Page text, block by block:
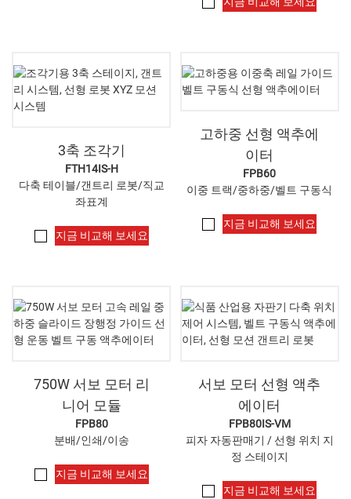
3축 조각기
FTH14IS-H
다축 테이블/갠트리 로봇/직교
좌표계
지금 비교해 보세요
고하중 선형 액추에
이터
FPB60
이중 트랙/중하중/벨트 구동식
지금 비교해 보세요
750W 서보 모터 리
니어 모듈
FPB80
분배/인쇄/이송
지금 비교해 보세요
서보 모터 선형 액추
에이터
FPB80IS-VM
피자 자동판매기 / 선형 위치 지
정 스테이지
지금 비교해 보세요